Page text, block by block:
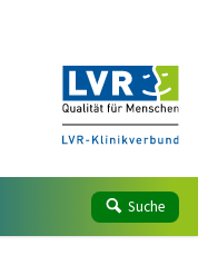
Suche